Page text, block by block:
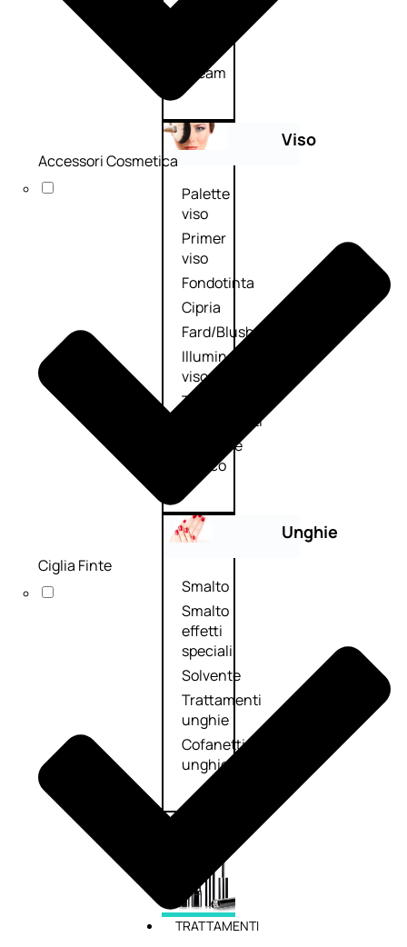
Cream
Viso
Palette
viso
Primer
viso
Fondotinta
Cipria
Fard/Blush
Illuminante
viso
Terre
abbronzanti
Fissatore
trucco
Unghie
Smalto
Smalto
effetti
speciali
Solvente
Trattamenti
unghie
Cofanetti
unghie
TRATTAMENTI
Accessori Cosmetica
Ciglia Finte